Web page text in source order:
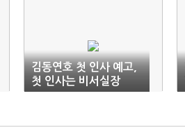
김동연호 첫 인사 예고,
첫 인사는 비서실장